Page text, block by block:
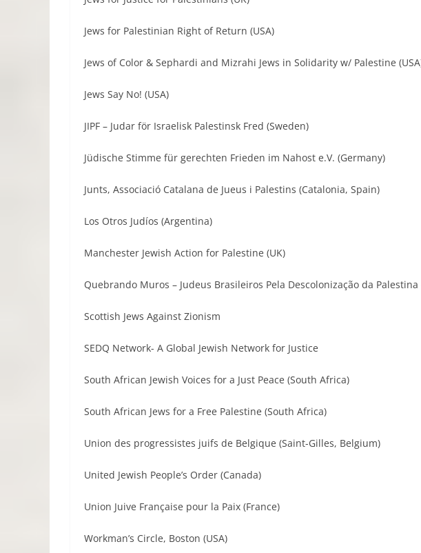
Jews for Palestinian Right of Return (USA)
Jews of Color & Sephardi and Mizrahi Jews in Solidarity w/ Palestine
Jews Say No! (USA)
JIPF – Judar för Israelisk Palestinsk Fred (Sweden)
Jüdische Stimme für gerechten Frieden im Nahost e.V. (Germany)
Junts, Associació Catalana de Jueus i Palestins (Catalonia, Spain)
Los Otros Judíos (Argentina)
Manchester Jewish Action for Palestine (UK)
Quebrando Muros – Judeus Brasileiros Pela Descolonização da Palestina
Scottish Jews Against Zionism
SEDQ Network- A Global Jewish Network for Justice
South African Jewish Voices for a Just Peace (South Africa)
South African Jews for a Free Palestine (South Africa)
Union des progressistes juifs de Belgique (Saint-Gilles, Belgium)
United Jewish People’s Order (Canada)
Union Juive Française pour la Paix (France)
Workman’s Circle, Boston (USA)